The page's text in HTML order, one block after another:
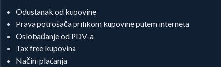
Odustanak od kupovine
Prava potrošača prilikom kupovine putem interneta
Oslobađanje od PDV-a
Tax free kupovina
Načini plaćanja